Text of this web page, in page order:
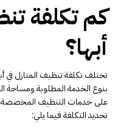
كم تكلفة
أبها؟
تختلف تكلفة تنظيف المنازل
بنوع الخدمة المطلوبة ومساحة
على خدمات التنظيف المخصصة
تحديد التكلفة فيما يلي: